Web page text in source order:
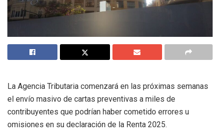
La Agencia Tributaria comenzará en las próximas semanas
el envío masivo de cartas preventivas a miles de
contribuyentes que podrían haber cometido errores u
omisiones en su declaración de la Renta 2025.